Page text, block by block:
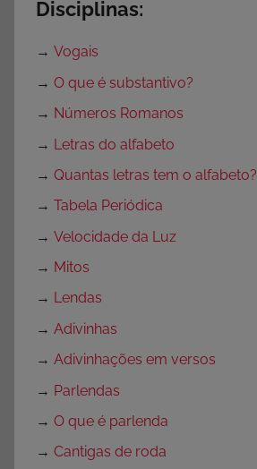
r
m
A
t
d
s
a
Disciplinas:
→ Vogais
→ O que é substantivo?
→ Números Romanos
→ Letras do alfabeto
→ Quantas letras tem o alfabeto?
→ Tabela Periódica
→ Velocidade da Luz
→ Mitos
→ Lendas
→ Adivinhas
→ Adivinhações em versos
→ Parlendas
→ O que é parlenda
→ Cantigas de roda